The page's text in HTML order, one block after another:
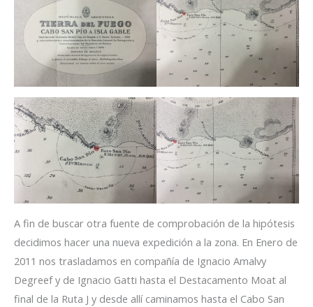
A fin de buscar otra fuente de comprobación de la hipótesis
decidimos hacer una nueva expedición a la zona. En Enero de
2011 nos trasladamos en compañía de Ignacio Amalvy
Degreef y de Ignacio Gatti hasta el Destacamento Moat al
final de la Ruta J y desde allí caminamos hasta el Cabo San